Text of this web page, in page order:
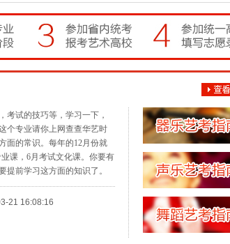
好呀，你有这方面的基础。
。这个专业对文化课要求的
数的60%--50%，文化课还有
二年的文化功底，考一个二
过，你要在播音主持方面想
个专业请你上网查查华艺时
面的常识。每年的12月份就
课，6月考试文化课。你要有
提前学习这方面的知识了。
预约上课时间：2026年08月04日 07时37分
预约校区：东二环校区
联系电话：***********
预约课程：钢琴
预约上课时间：2026年04月13日 08时21分
预约校区：三孝口校区
联系电话：***********
预约日期：2026年01月08日
预约人姓名：李瀚